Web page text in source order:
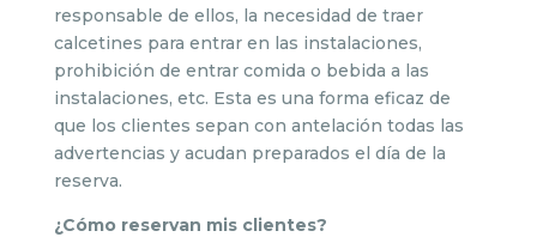
responsable de ellos, la necesidad de traer
calcetines para entrar en las instalaciones,
prohibición de entrar comida o bebida a las
instalaciones, etc. Esta es una forma eficaz de
que los clientes sepan con antelación todas las
advertencias y acudan preparados el día de la
reserva.
¿Cómo reservan mis clientes?